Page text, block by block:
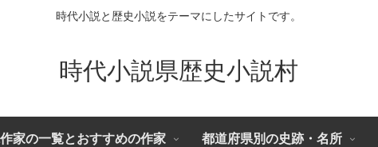
時代小説と歴史小説をテーマにしたサイトです。
時代小説県歴史小説村
家の一覧とおすすめの作家 都道府県別の史跡・名所